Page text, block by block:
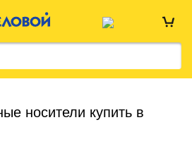
носители купить в